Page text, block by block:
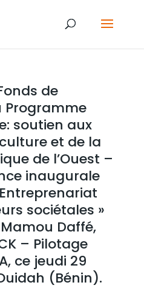
de
soutien aux
et de la
de l’Ouest –
inaugurale
sociétales »
Daffé,
– Pilotage
ce jeudi 29
(Bénin).